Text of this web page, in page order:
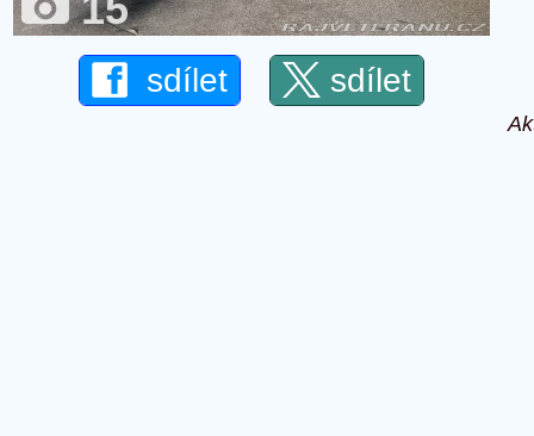
sdílet sdílet